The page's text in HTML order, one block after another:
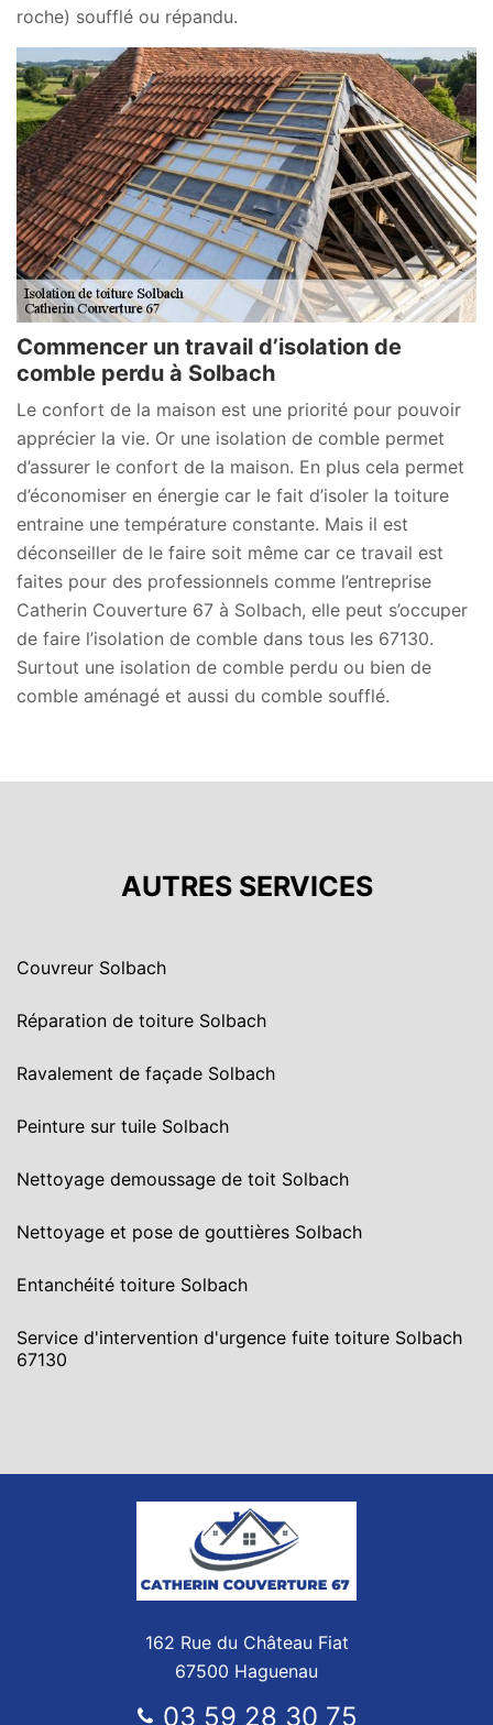
roche) soufflé ou répandu.
Commencer un travail d’isolation de
comble perdu à Solbach
Le confort de la maison est une priorité pour pouvoir
apprécier la vie. Or une isolation de comble permet
d’assurer le confort de la maison. En plus cela permet
d’économiser en énergie car le fait d’isoler la toiture
entraine une température constante. Mais il est
déconseiller de le faire soit même car ce travail est
faites pour des professionnels comme l’entreprise
Catherin Couverture 67 à Solbach, elle peut s’occuper
de faire l’isolation de comble dans tous les 67130.
Surtout une isolation de comble perdu ou bien de
comble aménagé et aussi du comble soufflé.
AUTRES SERVICES
Couvreur Solbach
Réparation de toiture Solbach
Ravalement de façade Solbach
Peinture sur tuile Solbach
Nettoyage demoussage de toit Solbach
Nettoyage et pose de gouttières Solbach
Entanchéité toiture Solbach
Service d'intervention d'urgence fuite toiture Solbach
67130
162 Rue du Château Fiat
67500 Haguenau
03 59 28 30 75